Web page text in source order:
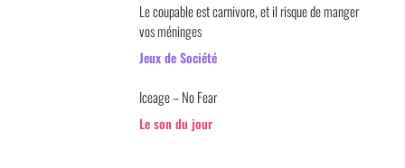
Le coupable est carnivore, et il risque de manger
vos méninges
Jeux de Société
Iceage – No Fear
Le son du jour